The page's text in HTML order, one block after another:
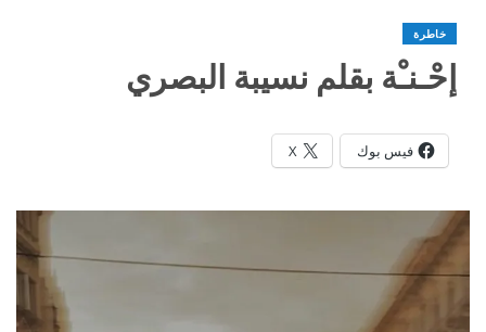
خاطرة
إحْـنـْة بقلم نسيبة البصري
فيس بوك X